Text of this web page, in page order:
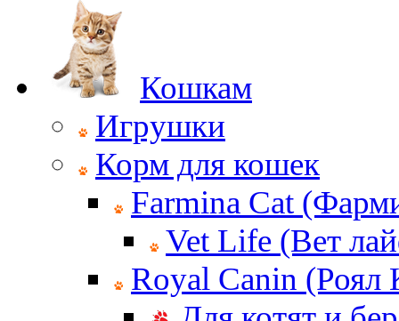
Кошкам
Игрушки
Корм для кошек
Farmina Cat
Vet Life (Вет
Royal Canin (Роял